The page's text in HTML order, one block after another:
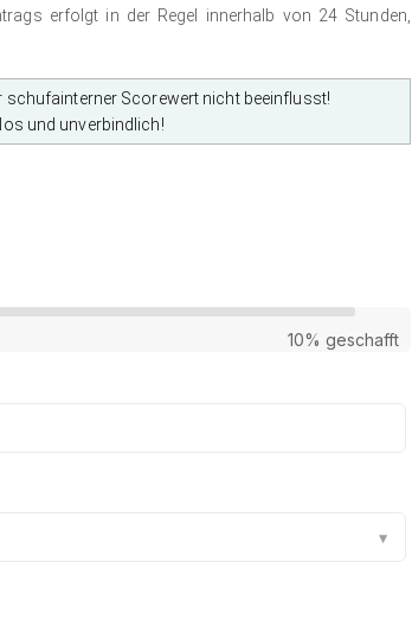
erfolgt in der Regel innerhalb von 24 Stunden,
schufainterner Scorewert nicht beeinflusst!
und unverbindlich!